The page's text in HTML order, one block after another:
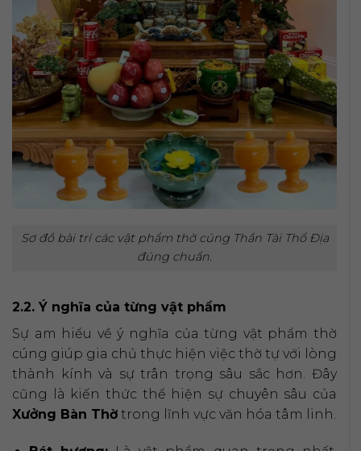
Sơ đồ bài trí các vật phẩm thờ cúng Thần Tài Thổ Địa
đúng chuẩn.
2.2. Ý nghĩa của từng vật phẩm
Sự am hiểu về ý nghĩa của từng vật phẩm thờ
cúng giúp gia chủ thực hiện việc thờ tự với lòng
thành kính và sự trân trọng sâu sắc hơn. Đây
cũng là kiến thức thể hiện sự chuyên sâu của
Xưởng Bàn Thờ trong lĩnh vực văn hóa tâm linh.